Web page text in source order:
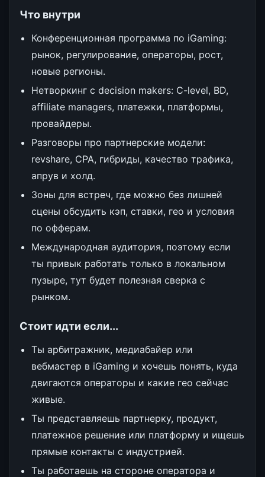
Что внутри
Конференционная программа по iGaming:
рынок, регулирование, операторы, рост,
новые регионы.
Нетворкинг с decision makers: C-level, BD,
affiliate managers, платежки, платформы,
провайдеры.
Разговоры про партнерские модели:
revshare, CPA, гибриды, качество трафика,
апрув и холд.
Зоны для встреч, где можно без лишней
сцены обсудить кэп, ставки, гео и условия
по офферам.
Международная аудитория, поэтому если
ты привык работать только в локальном
пузыре, тут будет полезная сверка с
рынком.
Стоит идти если...
Ты арбитражник, медиабайер или
вебмастер в iGaming и хочешь понять, куда
двигаются операторы и какие гео сейчас
живые.
Ты представляешь партнерку, продукт,
платежное решение или платформу и ищешь
прямые контакты с индустрией.
Ты работаешь на стороне оператора и